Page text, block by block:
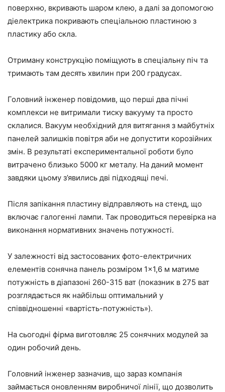
поверхню, вкривають шаром клею, а далі за допомогою
діелектрика покривають спеціальною пластиною з
пластику або скла.
Отриману конструкцію поміщують в спеціальну піч та
тримають там десять хвилин при 200 градусах.
Головний інженер повідомив, що перші два пічні
комплекси не витримали тиску вакууму та просто
склалися. Вакуум необхідний для витягання з майбутніх
панелей залишків повітря аби не допустити корозійних
змін. В результаті експериментальної роботи було
витрачено близько 5000 кг металу. На даний момент
завдяки цьому з’явились дві підходящі печі.
Після запікання пластину відправляють на стенд, що
включає галогенні лампи. Так проводиться перевірка на
виконання нормативних значень потужності.
У залежності від застосованих фото-електричних
елементів сонячна панель розміром 1×1,6 м матиме
потужність в діапазоні 260-315 ват (показник в 275 ват
розглядається як найбільш оптимальний у
співвідношенні «вартість-потужність»).
На сьогодні фірма виготовляє 25 сонячних модулей за
один робочий день.
Головний інженер зазначив, що зараз компанія
займається оновленням виробничої лінії, що дозволить